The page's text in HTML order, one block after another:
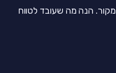
הנה מה שעובד לטווח